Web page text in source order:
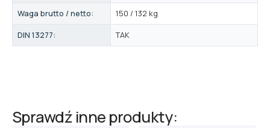
Waga brutto / netto:
150 / 132 kg
DIN 13277:
TAK
Sprawdź inne produkty: